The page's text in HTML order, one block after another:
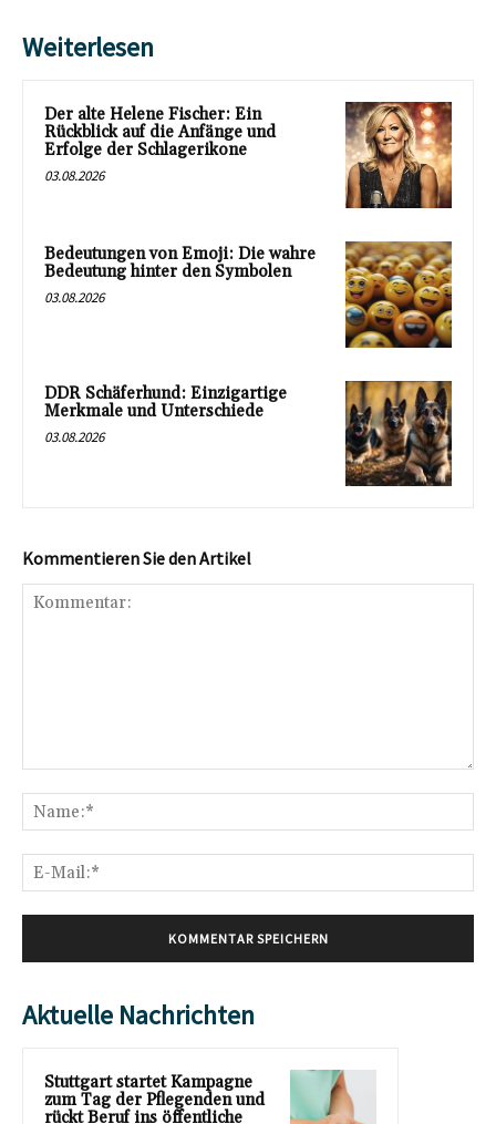
Weiterlesen
Der alte Helene Fischer: Ein
Rückblick auf die Anfänge und
Erfolge der Schlagerikone
03.08.2026
Bedeutungen von Emoji: Die wahre
Bedeutung hinter den Symbolen
03.08.2026
DDR Schäferhund: Einzigartige
Merkmale und Unterschiede
03.08.2026
Kommentieren Sie den Artikel
Aktuelle Nachrichten
Stuttgart startet Kampagne
zum Tag der Pflegenden und
rückt Beruf ins öffentliche